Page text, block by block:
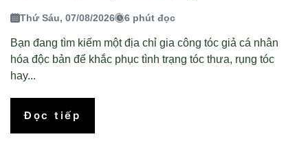
Thứ Sáu, 07/08/2026 6 phút đọc
Bạn đang tìm kiếm một địa chỉ gia công tóc giả cá nhân
hóa độc bản để khắc phục tình trạng tóc thưa, rụng tóc
hay...
Đọc tiếp